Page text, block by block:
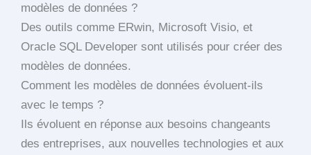
modèles de données ?
Des outils comme ERwin, Microsoft Visio, et
Oracle SQL Developer sont utilisés pour créer des
modèles de données.
Comment les modèles de données évoluent-ils
avec le temps ?
Ils évoluent en réponse aux besoins changeants
des entreprises, aux nouvelles technologies et aux